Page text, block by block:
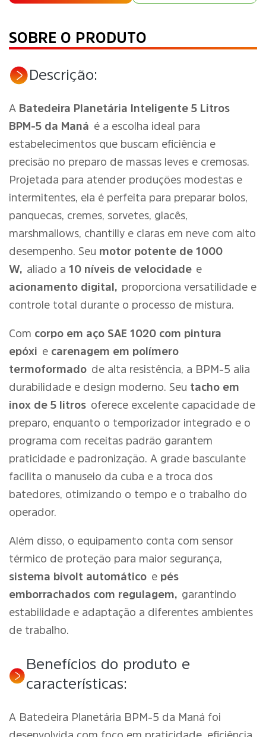
SOBRE O PRODUTO
Descrição:
A Batedeira Planetária Inteligente 5 Litros
BPM-5 da Maná é a escolha ideal para
estabelecimentos que buscam eficiência e
precisão no preparo de massas leves e cremosas.
Projetada para atender produções modestas e
intermitentes, ela é perfeita para preparar bolos,
panquecas, cremes, sorvetes, glacês,
marshmallows, chantilly e claras em neve com alto
desempenho. Seu motor potente de 1000
W, aliado a 10 níveis de velocidade e
acionamento digital, proporciona versatilidade e
controle total durante o processo de mistura.
Com corpo em aço SAE 1020 com pintura
epóxi e carenagem em polímero
termoformado de alta resistência, a BPM-5 alia
durabilidade e design moderno. Seu tacho em
inox de 5 litros oferece excelente capacidade de
preparo, enquanto o temporizador integrado e o
programa com receitas padrão garantem
praticidade e padronização. A grade basculante
facilita o manuseio da cuba e a troca dos
batedores, otimizando o tempo e o trabalho do
operador.
Além disso, o equipamento conta com sensor
térmico de proteção para maior segurança,
sistema bivolt automático e pés
emborrachados com regulagem, garantindo
estabilidade e adaptação a diferentes ambientes
de trabalho.
Benefícios do produto e
características:
A Batedeira Planetária BPM-5 da Maná foi